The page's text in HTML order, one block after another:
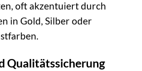
oft akzentuiert durch
in Gold, Silber oder
Qualitätssicherung